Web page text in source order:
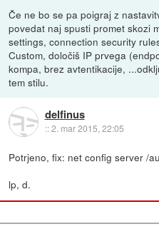
Če ne bo se pa poigraj z
povedat naj spusti promet skozi
settings, connection security
Custom, določiš IP prvega
kompa, brez avtentikacije,
tem stilu.
delfinus
::2. mar 2015, 22:05
Potrjeno, fix: net config server /
lp, d.